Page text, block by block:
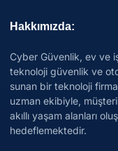
Hakkımızda:
Cyber Güvenlik, ev ve
teknoloji güvenlik ve
sunan bir teknoloji
uzman ekibiyle,
akıllı yaşam alanları
hedeflemektedir.